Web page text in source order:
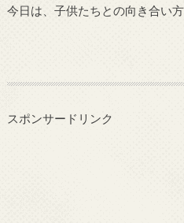
今日は、子供たちとの向き合い
スポンサードリンク